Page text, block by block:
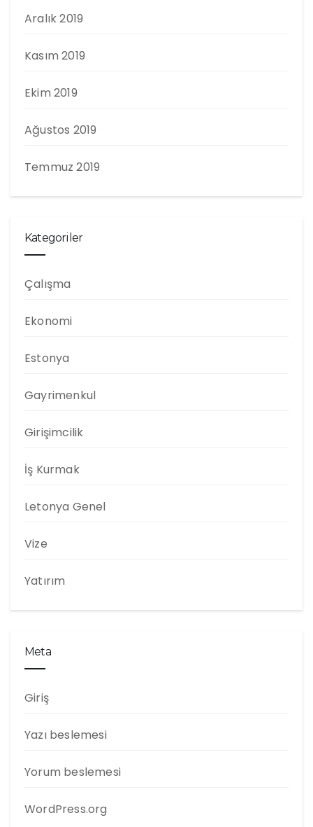
Aralık 2019
Kasım 2019
Ekim 2019
Ağustos 2019
Temmuz 2019
Kategoriler
Çalışma
Ekonomi
Estonya
Gayrimenkul
Girişimcilik
İş Kurmak
Letonya Genel
Vize
Yatırım
Meta
Giriş
Yazı beslemesi
Yorum beslemesi
WordPress.org